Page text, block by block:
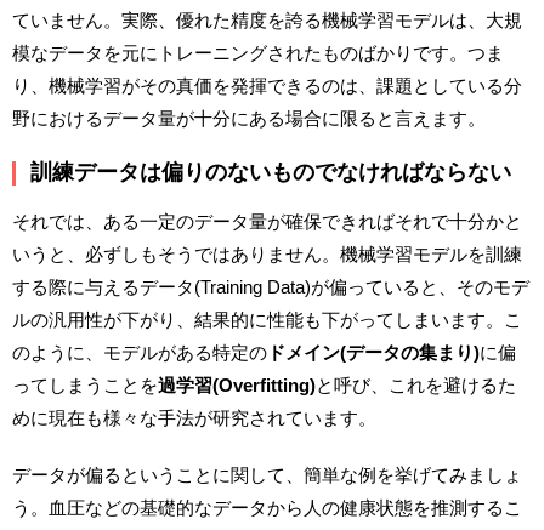
ていません。実際、優れた精度を誇る機械学習モデルは、大規
模なデータを元にトレーニングされたものばかりです。つま
り、機械学習がその真価を発揮できるのは、課題としている分
野におけるデータ量が十分にある場合に限ると言えます。
訓練データは偏りのないものでなければならない
それでは、ある一定のデータ量が確保できればそれで十分かと
いうと、必ずしもそうではありません。機械学習モデルを訓練
する際に与えるデータ(Training Data)が偏っていると、そのモデ
ルの汎用性が下がり、結果的に性能も下がってしまいます。こ
のように、モデルがある特定の ドメイン(データの集まり)に偏
ってしまうことを過学習(Overfitting)と呼び、これを避けるた
めに現在も様々な手法が研究されています。
データが偏るということに関して、簡単な例を挙げてみましょ
う。血圧などの基礎的なデータから人の健康状態を推測するこ